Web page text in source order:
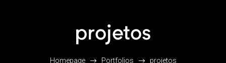
projetos
Homepage Portfolios projetos